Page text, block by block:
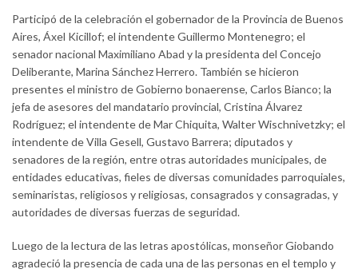
Participó de la celebración el gobernador de la Provincia de Buenos
Aires, Áxel Kicillof; el intendente Guillermo Montenegro; el
senador nacional Maximiliano Abad y la presidenta del Concejo
Deliberante, Marina Sánchez Herrero. También se hicieron
presentes el ministro de Gobierno bonaerense, Carlos Bianco; la
jefa de asesores del mandatario provincial, Cristina Álvarez
Rodríguez; el intendente de Mar Chiquita, Walter Wischnivetzky; el
intendente de Villa Gesell, Gustavo Barrera; diputados y
senadores de la región, entre otras autoridades municipales, de
entidades educativas, fieles de diversas comunidades parroquiales,
seminaristas, religiosos y religiosas, consagrados y consagradas, y
autoridades de diversas fuerzas de seguridad.
Luego de la lectura de las letras apostólicas, monseñor Giobando
agradeció la presencia de cada una de las personas en el templo y